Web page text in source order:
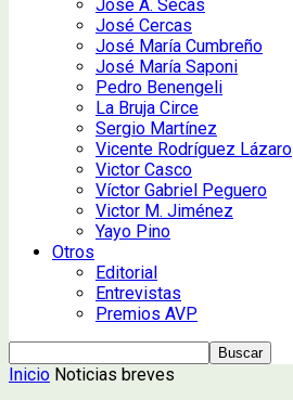
José A. Secas
José Cercas
José María Cumbreño
José María Saponi
Pedro Benengeli
La Bruja Circe
Sergio Martínez
Vicente Rodríguez Lázaro
Victor Casco
Víctor Gabriel Peguero
Victor M. Jiménez
Yayo Pino
Otros
Editorial
Entrevistas
Premios AVP
Inicio Noticias breves